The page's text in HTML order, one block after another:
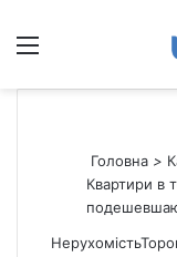
Меню
Головна >
Квартири в
Нерухомість